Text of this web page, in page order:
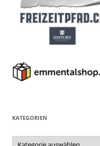
KATEGORIEN
Kategorien